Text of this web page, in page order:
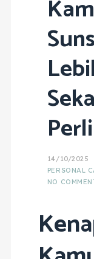
14/10/2025
PERSONAL
NO